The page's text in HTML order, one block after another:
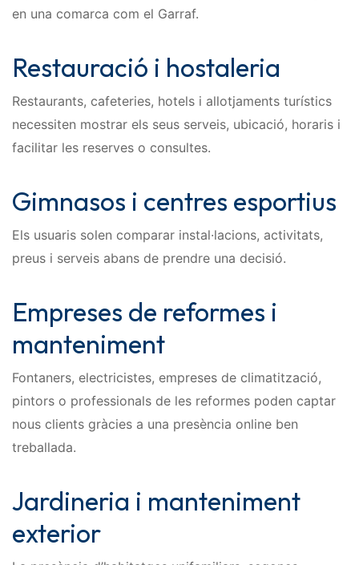
en una comarca com el Garraf.
Restauració i hostaleria
Restaurants, cafeteries, hotels i allotjaments turístics
necessiten mostrar els seus serveis, ubicació, horaris i
facilitar les reserves o consultes.
Gimnasos i centres esportius
Els usuaris solen comparar instal·lacions, activitats,
preus i serveis abans de prendre una decisió.
Empreses de reformes i
manteniment
Fontaners, electricistes, empreses de climatització,
pintors o professionals de les reformes poden captar
nous clients gràcies a una presència online ben
treballada.
Jardineria i manteniment
exterior